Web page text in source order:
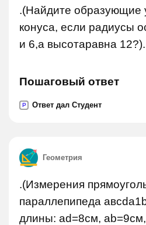
.(Найдите образующие
конуса, если радиусы
и 6,а высотаравна 12?).
Пошаговый ответ
P Ответ дал Студент
Геометрия
.(Измерения
параллепипеда
длины: ad=8см,